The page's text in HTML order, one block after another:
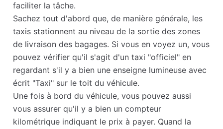
faciliter la tâche.
Sachez tout d'abord que, de manière générale, les
taxis stationnent au niveau de la sortie des zones
de livraison des bagages. Si vous en voyez un, vous
pouvez vérifier qu'il s'agit d'un taxi "officiel" en
regardant s'il y a bien une enseigne lumineuse avec
écrit "Taxi" sur le toit du véhicule.
Une fois à bord du véhicule, vous pouvez aussi
vous assurer qu'il y a bien un compteur
kilométrique indiquant le prix à payer. Quand la